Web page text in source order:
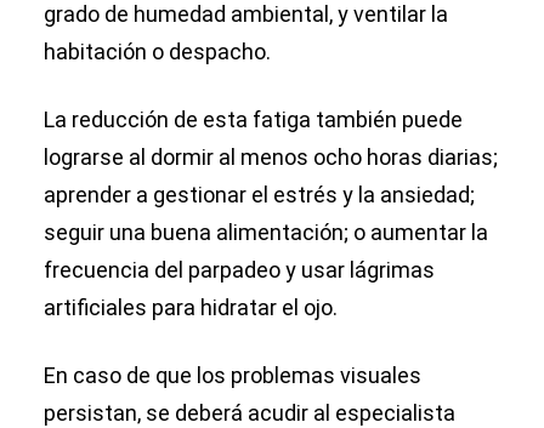
grado de humedad ambiental, y ventilar la
habitación o despacho.
La reducción de esta fatiga también puede
lograrse al dormir al menos ocho horas diarias;
aprender a gestionar el estrés y la ansiedad;
seguir una buena alimentación; o aumentar la
frecuencia del parpadeo y usar lágrimas
artificiales para hidratar el ojo.
En caso de que los problemas visuales
persistan, se deberá acudir al especialista